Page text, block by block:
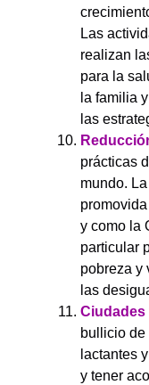
Las
realizan
para la
la familia
las
prácticas
mundo.
y como la
particular
pobreza y
las
bullicio
lactantes
y tener